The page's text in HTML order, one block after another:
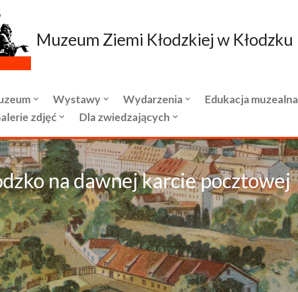
Muzeum Ziemi Kłodzkiej w Kłodzku
Wystawy Wydarzenia
Edukacja muzealna
zdjęć Dla zwiedzających
na dawnej karcie pocztowej